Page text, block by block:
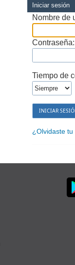
Iniciar sesión
Nombre de
Contraseña:
Tiempo de
¿Olvidaste